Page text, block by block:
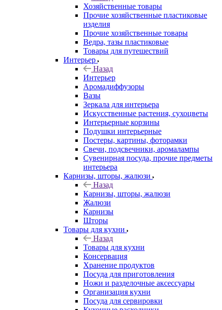
Хозяйственные товары
Прочие хозяйственные пластиковые
изделия
Прочие хозяйственные товары
Ведра, тазы пластиковые
Товары для путешествий
Интерьер
Назад
Интерьер
Аромадиффузоры
Вазы
Зеркала для интерьера
Искусственные растения, сухоцветы
Интерьерные корзины
Подушки интерьерные
Постеры, картины, фоторамки
Свечи, подсвечники, аромалампы
Сувенирная посуда, прочие предметы
интерьера
Карнизы, шторы, жалюзи
Назад
Карнизы, шторы, жалюзи
Жалюзи
Карнизы
Шторы
Товары для кухни
Назад
Товары для кухни
Консервация
Хранение продуктов
Посуда для приготовления
Ножи и разделочные аксессуары
Организация кухни
Посуда для сервировки